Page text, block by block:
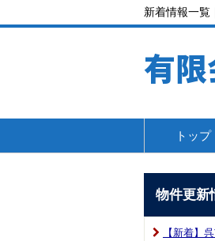
新着情報一覧
有
トップ
物件更新
【新着】